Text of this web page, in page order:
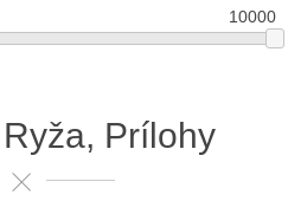
10000
Prílohy